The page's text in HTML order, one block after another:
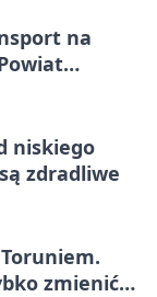
na
niskiego
zdradliwe
zmienić